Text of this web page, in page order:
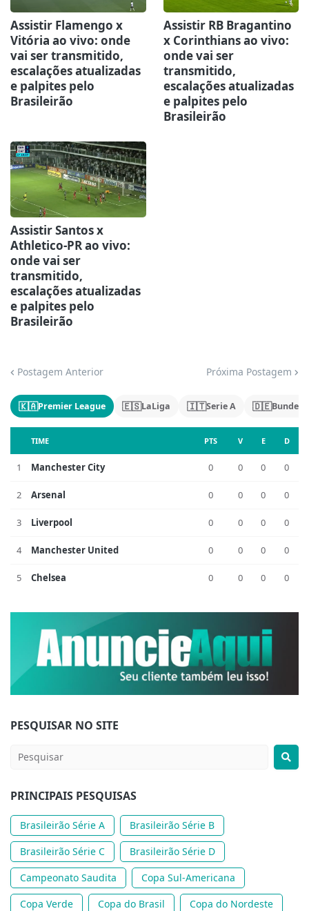
Assistir Flamengo x
Vitória ao vivo: onde
vai ser transmitido,
escalações atualizadas
e palpites pelo
Brasileirão
Assistir RB Bragantino
x Corinthians ao vivo:
onde vai ser
transmitido,
escalações atualizadas
e palpites pelo
Brasileirão
Assistir Santos x
Athletico-PR ao vivo:
onde vai ser
transmitido,
escalações atualizadas
e palpites pelo
Brasileirão
Postagem Anterior Próxima Postagem
🇰🇦Premier League 🇪🇸LaLiga 🇮🇹Serie A 🇩🇪
TIME PTS V E D
1 Manchester City 0 0 0 0
2 Arsenal 0 0 0 0
3 Liverpool 0 0 0 0
4 Manchester United 0 0 0 0
5 Chelsea 0 0 0 0
PESQUISAR NO SITE
PRINCIPAIS PESQUISAS
Brasileirão Série A
Brasileirão Série B
Brasileirão Série C
Brasileirão Série D
Campeonato Saudita
Copa Sul-Americana
Copa Verde
Copa do Brasil
Copa do Nordeste